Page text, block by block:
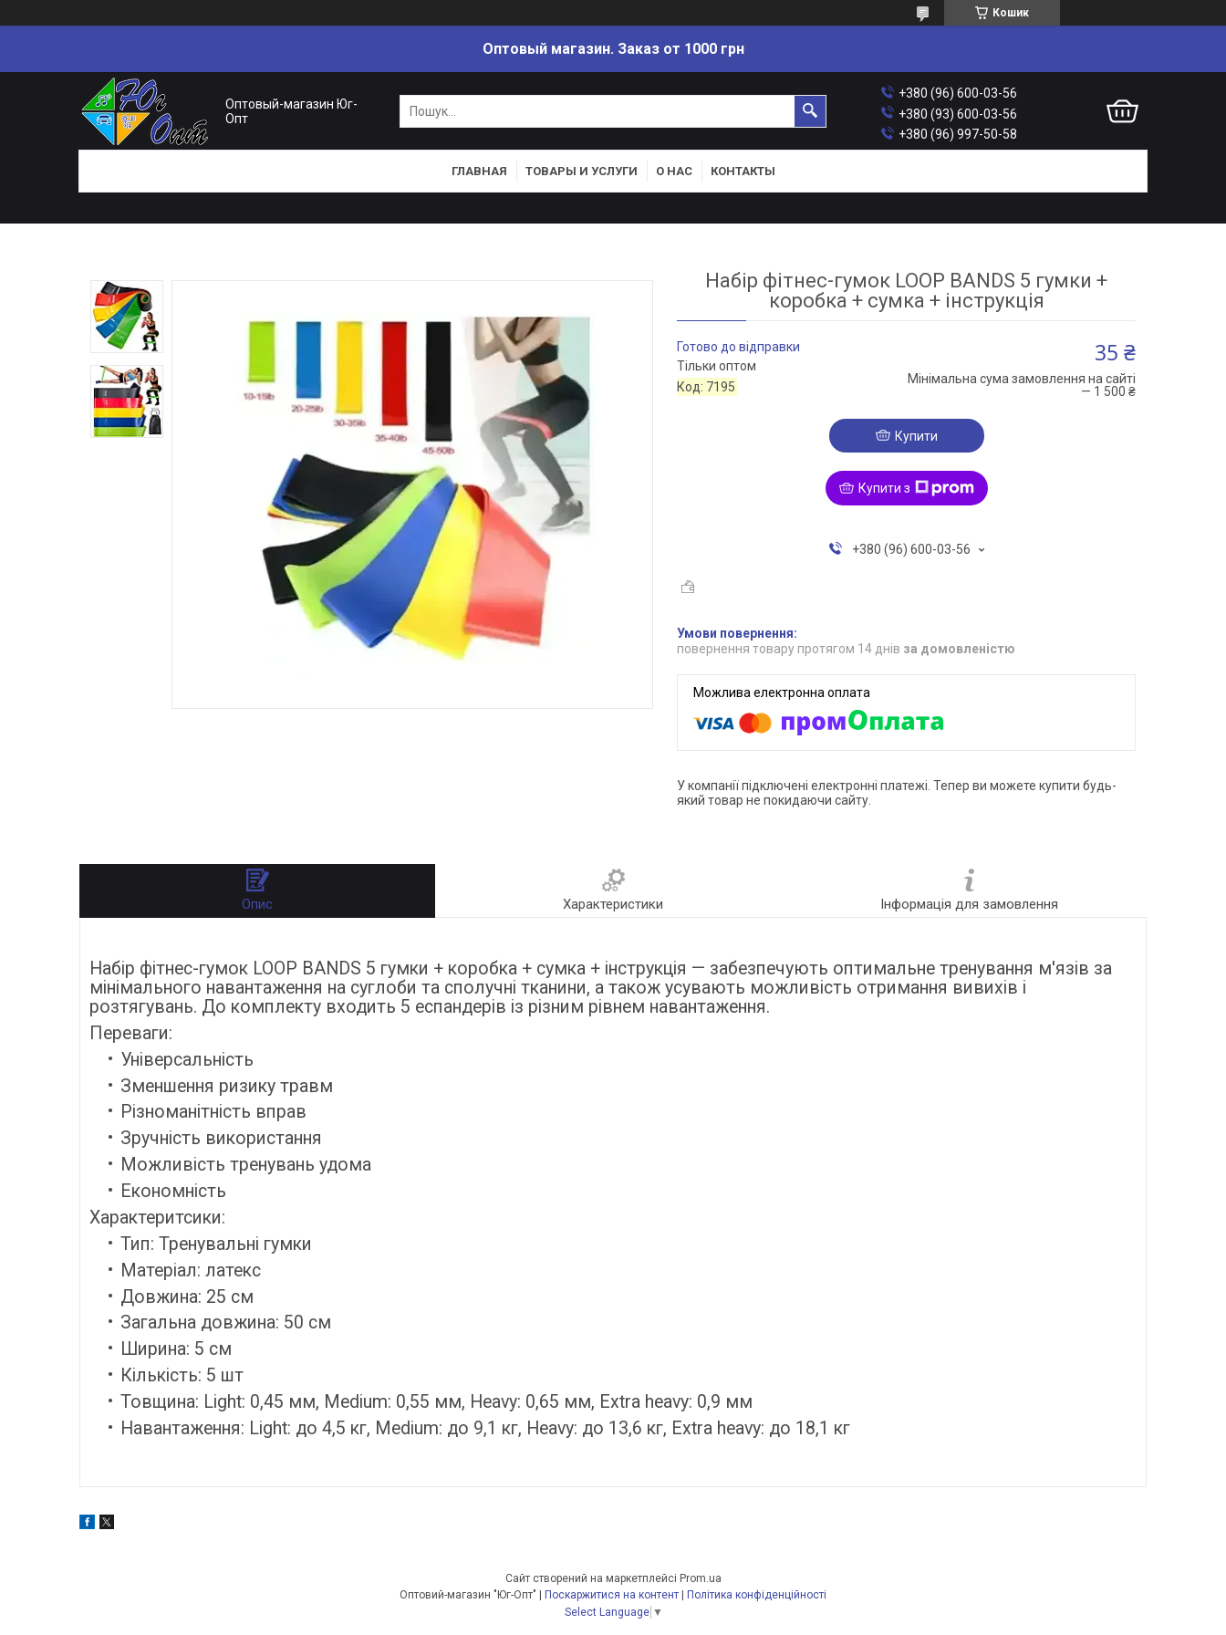
Кошик
Оптовый магазин. Заказ от 1000 грн
Оптовый-магазин Юг-
Опт
+380 (96) 600-03-56
+380 (93) 600-03-56
+380 (96) 997-50-58
ГЛАВНАЯ ТОВАРЫ И УСЛУГИ О НАС КОНТАКТЫ
Набір фітнес-гумок LOOP BANDS 5 гумки +
коробка + сумка + інструкція
Готово до відправки
Тільки оптом
Код: 7195
35 ₴
Мінімальна сума замовлення на сайті
— 1 500 ₴
Купити
Купити з
+380 (96) 600-03-56
повернення товару протягом 14 днів за домовленістю
У компанії підключені електронні платежі. Тепер ви можете купити будь-
який товар не покидаючи сайту.
Опис Характеристики Інформація для замовлення
Набір фітнес-гумок LOOP BANDS 5 гумки + коробка + сумка + інструкція — забезпечують оптимальне тренування м'язів за
мінімального навантаження на суглоби та сполучні тканини, а також усувають можливість отримання вивихів і
розтягувань. До комплекту входить 5 еспандерів із різним рівнем навантаження.
Переваги:
Універсальність
Зменшення ризику травм
Різноманітність вправ
Зручність використання
Можливість тренувань удома
Економність
Характеритсики:
Тип: Тренувальні гумки
Матеріал: латекс
Довжина: 25 см
Загальна довжина: 50 см
Ширина: 5 см
Кількість: 5 шт
Товщина: Light: 0,45 мм, Medium: 0,55 мм, Heavy: 0,65 мм, Extra heavy: 0,9 мм
Навантаження: Light: до 4,5 кг, Medium: до 9,1 кг, Heavy: до 13,6 кг, Extra heavy: до 18,1 кг
Сайт створений на маркетплейсі Prom.ua
Оптовий-магазин "Юг-Опт" | Поскаржитися на контент | Політика конфіденційності
Select Language ▼